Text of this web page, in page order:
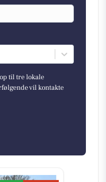
til tre lokale
vil kontakte